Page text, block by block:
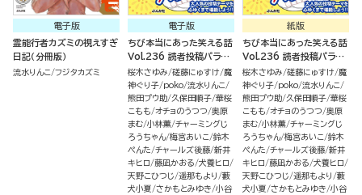
電子版
霊能行者カズミの視えすぎ
日記（分冊版）
流水りんこ フジタカズミ
電子版
ちび本当にあった笑える話
Vol.236 読者投稿パラダ
イス
桜木さゆみ 磋藤にゅすけ 魔
神ぐり子 poko 流水りんこ
熊田プウ助 久保田順子 華桜
こもも オチョのうつつ 奥原
まむ 小林薫 チャーミングじ
ろうちゃん 梅宮あいこ 鈴木
ぺんた チャールズ後藤 新井
キヒロ 藤凪かおる 犬養ヒロ
天野こひつじ 遥那もより
藪
犬小夏 さかもとみゆき 小谷
紙版
ちび本当にあった笑える話
Vol.236 読者投稿パラダ
イス
桜木さゆみ 磋藤にゅすけ 魔
神ぐり子 poko 流水りんこ
熊田プウ助 久保田順子 華桜
こもも オチョのうつつ 奥原
まむ 小林薫 チャーミングじ
ろうちゃん 梅宮あいこ 鈴木
ぺんた チャールズ後藤 新井
キヒロ 藤凪かおる 犬養ヒロ
天野こひつじ 遥那もより
藪
犬小夏 さかもとみゆき 小谷